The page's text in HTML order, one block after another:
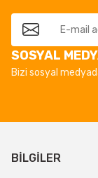
SOSYAL
Bizi sosyal
BİLGİLER